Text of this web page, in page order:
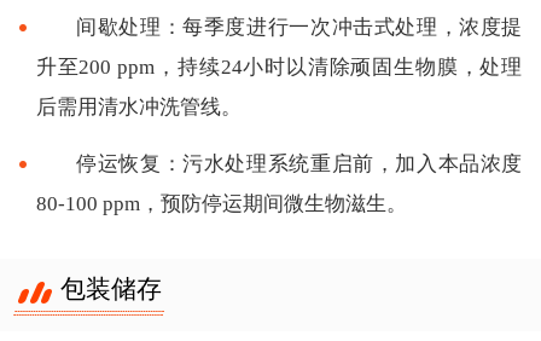
间歇处理：每季度进行一次冲击式处理，浓度提
升至200 ppm，持续24小时以清除顽固生物膜，处理
后需用清水冲洗管线。
停运恢复：污水处理系统重启前，加入本品浓度
80-100 ppm，预防停运期间微生物滋生。
包装储存